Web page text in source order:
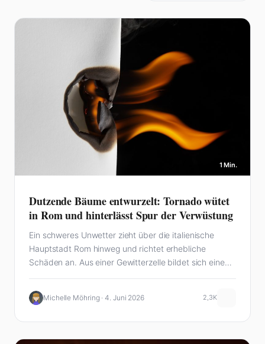
1 Min.
Dutzende Bäume entwurzelt: Tornado wütet
in Rom und hinterlässt Spur der Verwüstung
Ein schweres Unwetter zieht über die italienische
Hauptstadt Rom hinweg und richtet erhebliche
Schäden an. Aus einer Gewitterzelle bildet sich eine
Michelle Möhring · 4. Juni 2026 2,3K